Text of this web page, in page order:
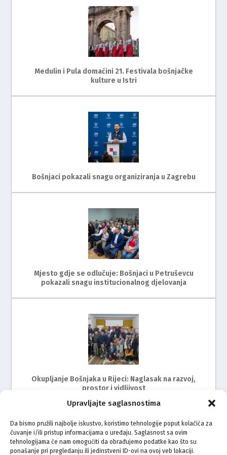
Upravljajte saglasnostima
Da bismo pružili najbolje iskustvo, koristimo tehnologije poput kolačića za
čuvanje i/ili pristup informacijama o uređaju. Saglasnost sa ovim
tehnologijama će nam omogućiti da obrađujemo podatke kao što su
ponašanje pri pregledanju ili jedinstveni ID-ovi na ovoj veb lokaciji.
Medulin i Pula domaćini 21. Festivala bošnjačke
kulture u Istri
Bošnjaci pokazali snagu organiziranja u Zagrebu
Mjesto gdje se odlučuje: Bošnjaci u Petruševcu
pokazali snagu institucionalnog djelovanja
Okupljanje Bošnjaka u Rijeci: Naglasak na razvoj,
prostor i vidljivost